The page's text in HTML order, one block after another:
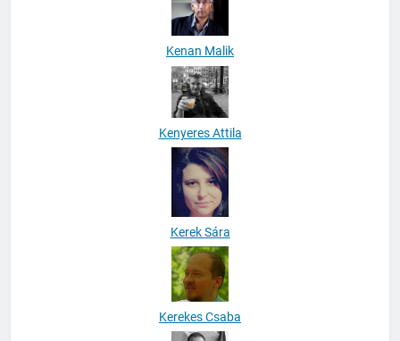
Kenan Malik
Kenyeres Attila
Kerek Sára
Kerekes Csaba